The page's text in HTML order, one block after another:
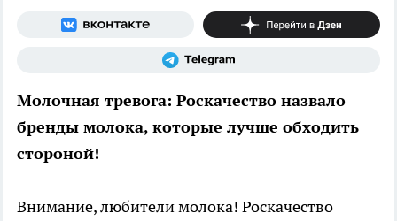
Молочная тревога: Роскачество назвало
бренды молока, которые лучше обходить
стороной!
Внимание, любители молока! Роскачество